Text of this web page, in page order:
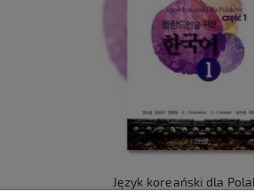
Język koreański dla